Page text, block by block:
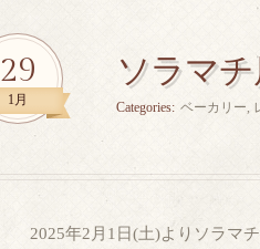
29
1月
ソラマ
Categories: ベーカリー,
2025年2月1日(土)よりソラマ